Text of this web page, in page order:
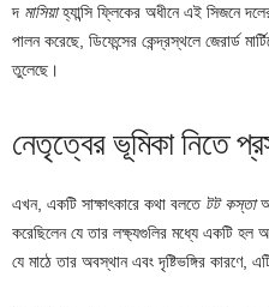
দ মাসিয়াহ্যান্সি ফ্লিকের অধীনে এই সিজনে
পালন করেছে, ডিফেন্সের কেন্দ্রস্থলে জেরার্ড
তুলেছে।
নেতৃত্বের ভূমিকা নিতে
এখন, একটি সাক্ষাৎকারে কথা বলতে টট কস্তা
করেছিলেন যে তার লক্ষ্যগুলির মধ্যে একটি হল
যে মাঠে তার অবস্থান এবং দৃষ্টিভঙ্গির কারণে,